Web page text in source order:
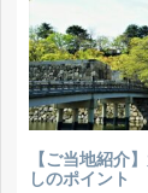
【ご当地紹介
しのポイント